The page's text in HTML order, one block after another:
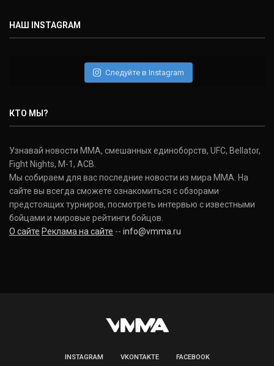
НАШ INSTAGRAM
Следуйте в Instagram
КТО МЫ?
Узнавай новости ММА, смешанных единоборств, UFC, Bellator,
Fight Nights, M-1, ACB.
Мы собираем для вас последние новости из мира ММА. На
сайте вы всегда сможете ознакомиться с обзорами
предстоящих турниров, посмотреть интервью с известными
бойцами и мировые рейтинги бойцов.
О сайте Реклама на сайте -- info@vmma.ru
INSTAGRAM VKONTAKTE FACEBOOK